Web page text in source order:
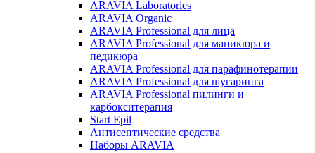
ARAVIA Laboratories
ARAVIA Organic
ARAVIA Professional для лица
ARAVIA Professional для маникюра и
педикюра
ARAVIA Professional для парафинотерапии
ARAVIA Professional для шугаринга
ARAVIA Professional пилинги и
карбокситерапия
Start Epil
Антисептические средства
Наборы ARAVIA